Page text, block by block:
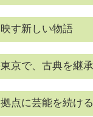
映す新しい物語
東京で、古典を継
拠点に芸能を続け